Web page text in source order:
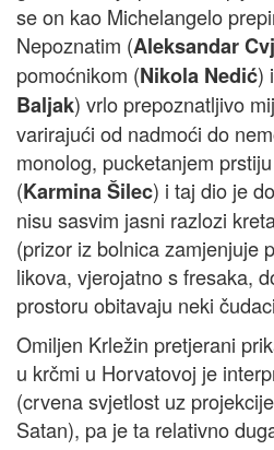
se on kao Michelangelo
Nepoznatim (Aleksandar
pomoćnikom (Nikola Nedić)
Baljak) vrlo prepoznatljivo
varirajući od nadmoći do
monolog, pucketanjem
(Karmina Šilec) i taj dio je
nisu sasvim jasni razlozi
(prizor iz bolnica zamjenjuje
likova, vjerojatno s fresaka,
prostoru obitavaju neki
Omiljen Krležin pretjerani
u krčmi u Horvatovoj je
(crvena svjetlost uz
Satan), pa je ta relativno